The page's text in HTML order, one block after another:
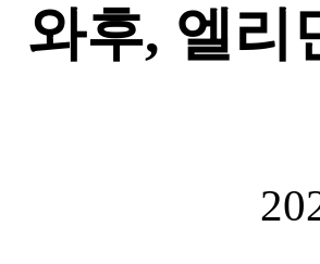
와후, 엘리